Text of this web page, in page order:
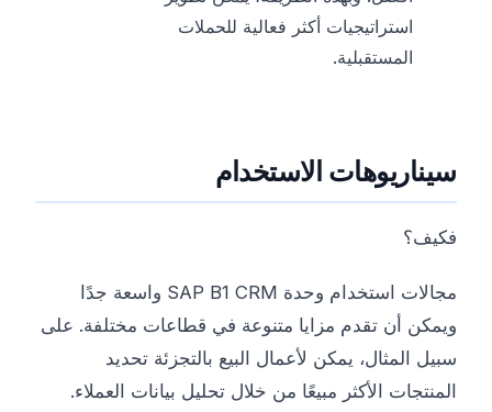
استراتيجيات أكثر فعالية للحملات
المستقبلية.
سيناريوهات الاستخدام
فكيف؟
مجالات استخدام وحدة SAP B1 CRM واسعة جدًا
ويمكن أن تقدم مزايا متنوعة في قطاعات مختلفة. على
سبيل المثال، يمكن لأعمال البيع بالتجزئة تحديد
المنتجات الأكثر مبيعًا من خلال تحليل بيانات العملاء.